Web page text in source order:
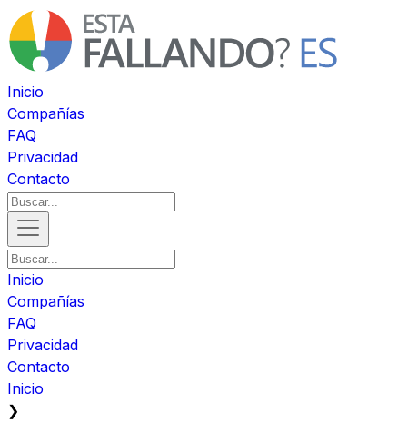
Inicio
Compañías
FAQ
Privacidad
Contacto
Inicio
Compañías
FAQ
Privacidad
Contacto
Inicio
❯